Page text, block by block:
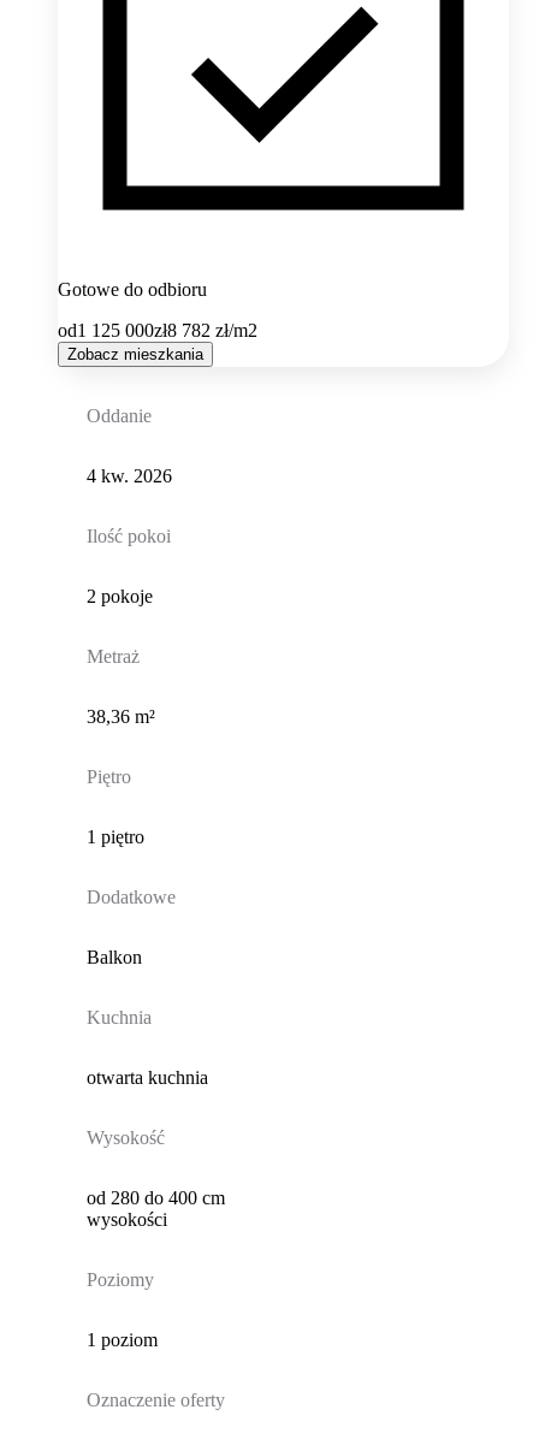
Gotowe do odbioru
od1 125 000zł8 782 zł/m2
Zobacz mieszkania
Oddanie
4 kw. 2026
Ilość pokoi
2 pokoje
Metraż
38,36 m²
Piętro
1 piętro
Dodatkowe
Balkon
Kuchnia
otwarta kuchnia
Wysokość
od 280 do 400 cm
wysokości
Poziomy
1 poziom
Oznaczenie oferty